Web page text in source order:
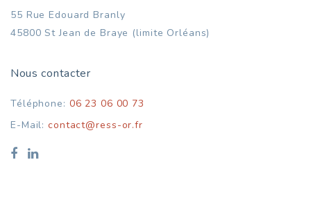
55 Rue Edouard Branly
45800 St Jean de Braye (limite Orléans)
Nous contacter
Téléphone: 06 23 06 00 73
E-Mail: contact@ress-or.fr